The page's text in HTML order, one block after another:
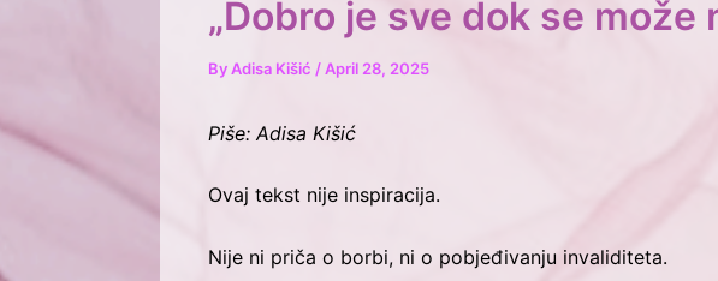
„Dobro je sve dok se može
ByAdisa Kišić /April 28, 2025
Piše: Adisa Kišić
Ovaj tekst nije inspiracija.
Nije ni priča o borbi, ni o pobjeđivanju invaliditeta.